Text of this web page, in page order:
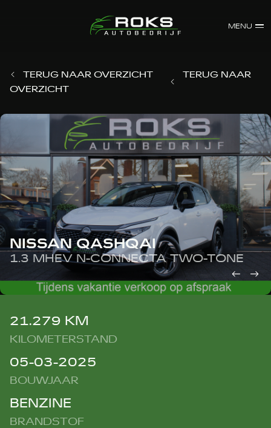
MENU
TERUG NAAR OVERZICHT
TERUG NAAR
OVERZICHT
NISSAN QASHQAI
1.3 MHEV N-CONNECTA TWO-TONE
21.279 KM
KILOMETERSTAND
05-03-2025
BOUWJAAR
BENZINE
BRANDSTOF